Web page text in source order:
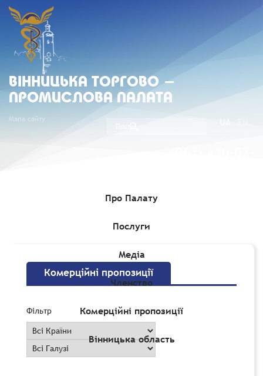
ВIННИЦЬКА ТОРГОВО -
ПРОМИСЛОВА ПАЛАТА
Мапа сайту
Про Палату
Послуги
Медіа
Членство
Комерційні пропозиції
Вінницька область
Комерційні пропозиції
Комерційні пропозиції
Фільтр